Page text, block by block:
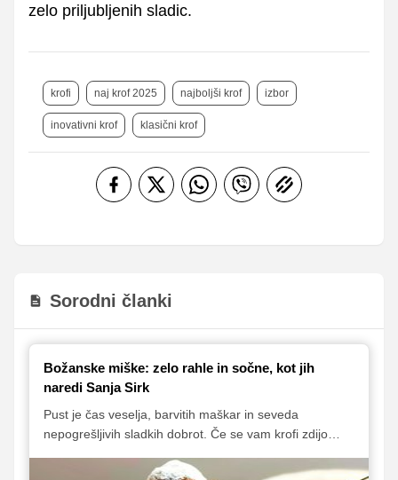
zelo priljubljenih sladic.
krofi naj krof 2025 najboljši krof izbor
inovativni krof klasični krof
Sorodni članki
Božanske miške: zelo rahle in sočne, kot jih
naredi Sanja Sirk
Pust je čas veselja, barvitih maškar in seveda
nepogrešljivih sladkih dobrot. Če se vam krofi zdijo
popolna izbira! Recept Sanje Sirk je preprost, saj ne